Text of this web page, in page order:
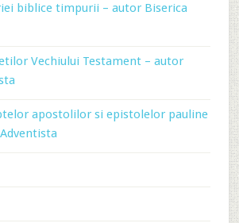
biblice timpurii – autor Biserica
Vechiului Testament – autor
apostolilor si epistolelor pauline